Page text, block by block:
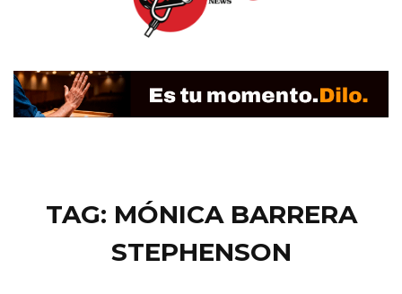
TAG: MÓNICA BARRERA
STEPHENSON